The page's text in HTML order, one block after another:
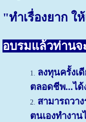
"ทำเรื่องยาก ใ
อบรมแล้วท่านจ
ลงทุนครั้งเ
ตลอดชีพ...ไ
สามารถวา
ตนเองทำงาน